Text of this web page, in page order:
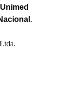
Unimed
.